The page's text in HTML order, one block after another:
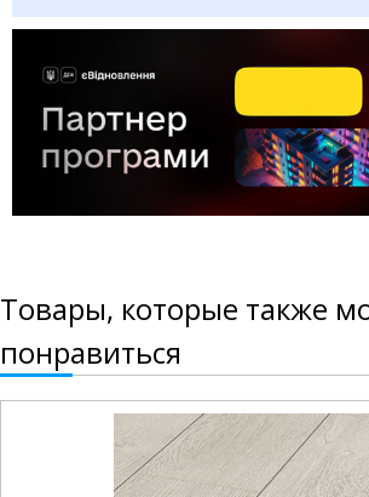
Товары, которые также
понравиться